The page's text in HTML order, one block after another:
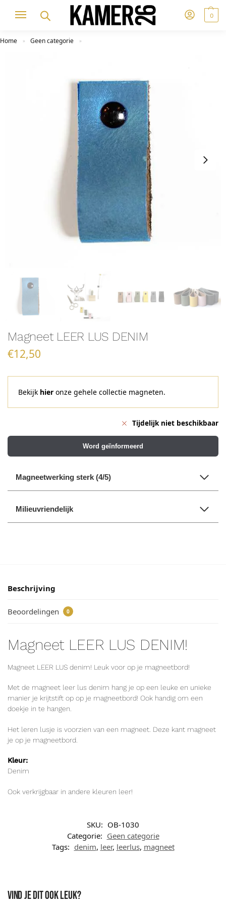
0
Home » Geen categorie »
Magneet LEER LUS DENIM
€12,50
Bekijk hier onze gehele collectie magneten.
Tijdelijk niet beschikbaar
Word geïnformeerd
Magneetwerking sterk (4/5)
Milieuvriendelijk
Beschrijving
Beoordelingen 0
Magneet LEER LUS DENIM!
Magneet LEER LUS denim! Leuk voor op je magneetbord!
Met de magneet leer lus denim hang je op een leuke en unieke
manier je krijtstift op op je magneetbord! Ook handig om een
doekje in te hangen.
Het leren lusje is voorzien van een magneet. Deze kant magneet
je op je magneetbord.
Kleur:
Denim
Ook verkrijgbaar in andere kleuren leer!
SKU: OB-1030
Categorie: Geen categorie
Tags: denim, leer, leerlus, magneet
Vind je dit ook leuk?